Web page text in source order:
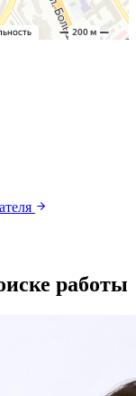
работы